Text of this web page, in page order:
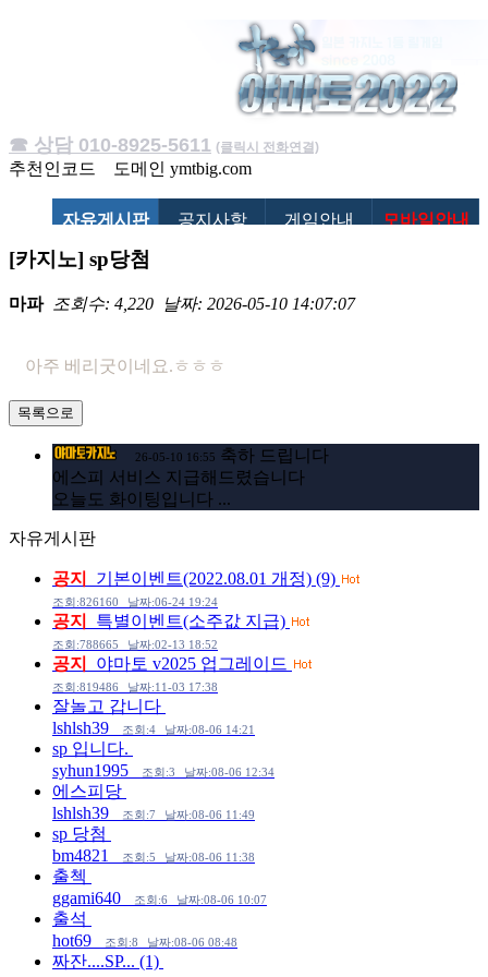
☎ 상담 010-8925-5611 (클릭시 전화연결)
추천인코드 도메인 ymtbig.com
자유게시판 공지사항 게임안내 모바일안내
[카지노] sp당첨
마파 조회수: 4,220 날짜: 2026-05-10 14:07:07
아주 베리굿이네요.ㅎㅎㅎ
목록으로
26-05-10 16:55 축하 드립니다
에스피 서비스 지급해드렸습니다
오늘도 화이팅입니다 ...
자유게시판
공지 기본이벤트(2022.08.01 개정) (9)
조회:826160 날짜:06-24 19:24
공지 특별이벤트(소주값 지급)
조회:788665 날짜:02-13 18:52
공지 야마토 v2025 업그레이드
조회:819486 날짜:11-03 17:38
잘놀고 갑니다
lshlsh39
조회:4 날짜:08-06 14:21
sp 입니다.
syhun1995
조회:3 날짜:08-06 12:34
에스피당
lshlsh39
조회:7 날짜:08-06 11:49
sp 당첨
bm4821
조회:5 날짜:08-06 11:38
출첵
ggami640
조회:6 날짜:08-06 10:07
출석
hot69
조회:8 날짜:08-06 08:48
짜잔....SP... (1)